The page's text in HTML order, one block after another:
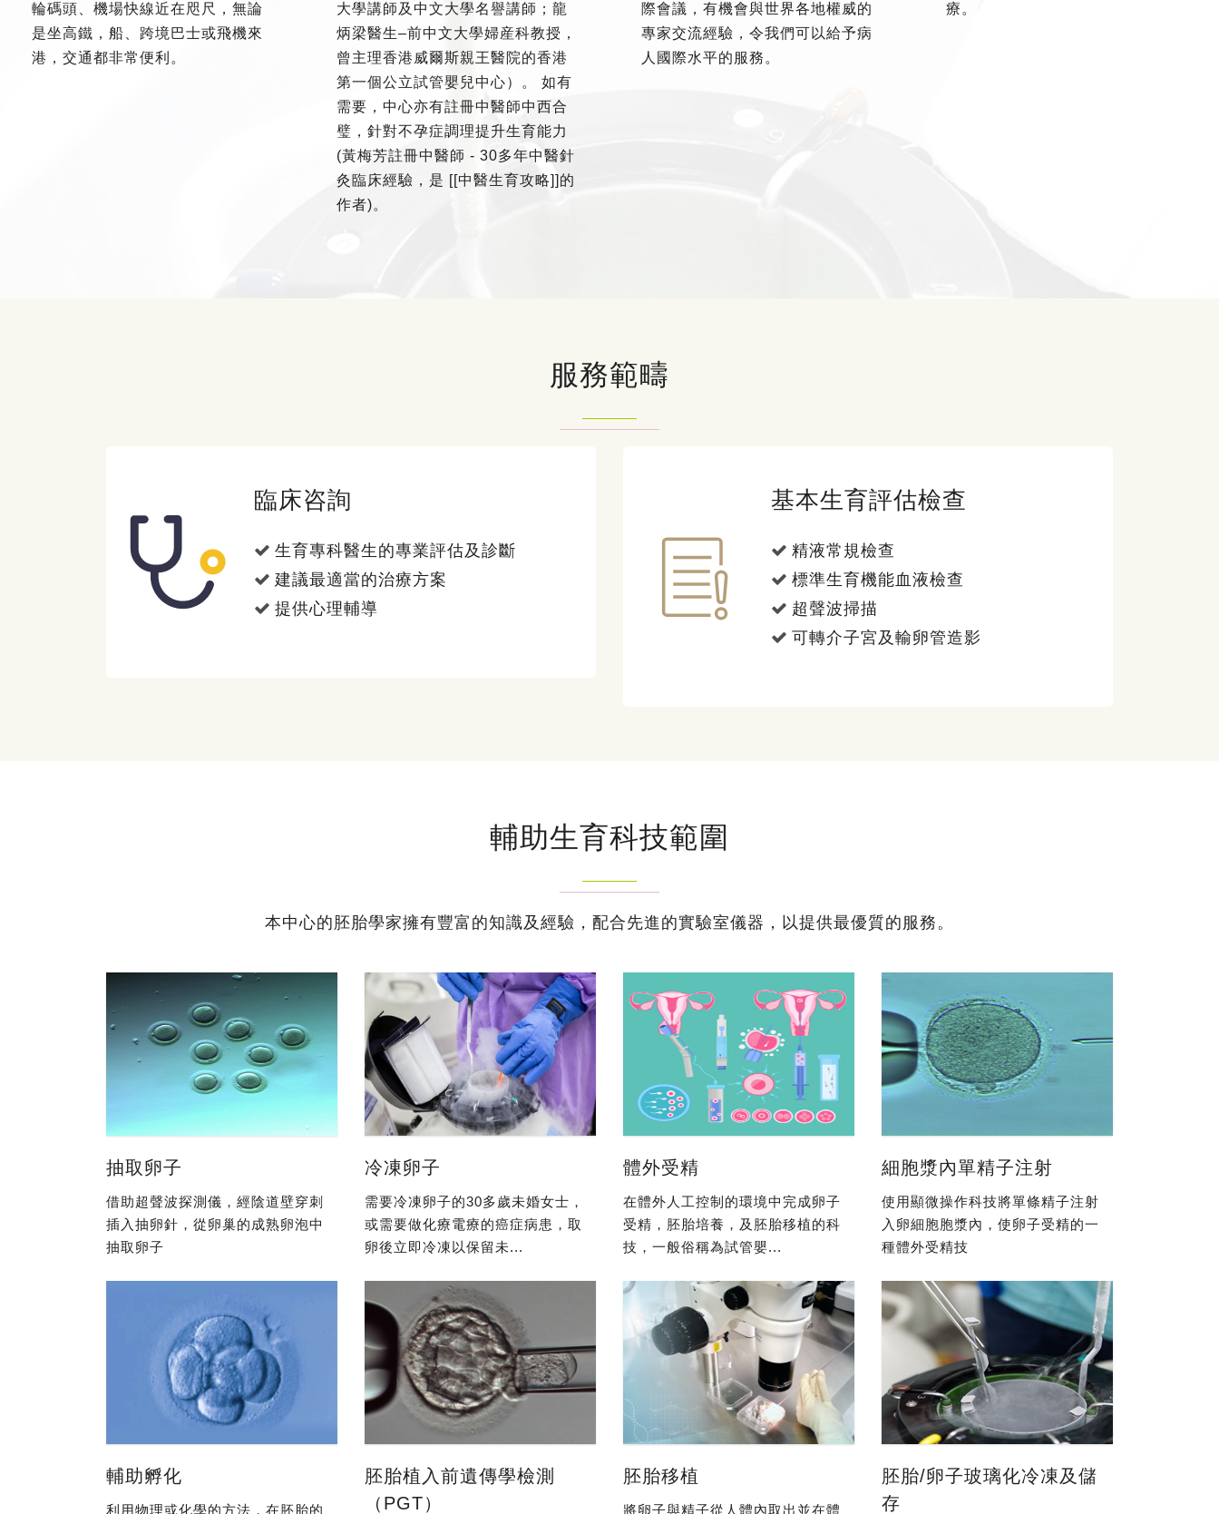
輪碼頭、機場快線近在咫尺，無論
是坐高鐵，船、跨境巴士或飛機來
港，交通都非常便利。
大學講師及中文大學名譽講師；龍
炳梁醫生–前中文大學婦産科教授，
曾主理香港威爾斯親王醫院的香港
第一個公立試管嬰兒中心）。 如有
需要，中心亦有註冊中醫師中西合
璧，針對不孕症調理提升生育能力
(黃梅芳註冊中醫師 - 30多年中醫針
灸臨床經驗，是 [[中醫生育攻略]]的
作者)。
際會議，有機會與世界各地權威的
專家交流經驗，令我們可以給予病
人國際水平的服務。
療。
服務範疇
臨床咨詢
生育專科醫生的專業評估及診斷
建議最適當的治療方案
提供心理輔導
基本生育評估檢查
精液常規檢查
標準生育機能血液檢查
超聲波掃描
可轉介子宮及輸卵管造影
輔助生育科技範圍
本中心的胚胎學家擁有豐富的知識及經驗，配合先進的實驗室儀器，以提供最優質的服務。
抽取卵子
借助超聲波探測儀，經陰道壁穿刺
插入抽卵針，從卵巢的成熟卵泡中
抽取卵子
冷凍卵子
需要冷凍卵子的30多歲未婚女士，
或需要做化療電療的癌症病患，取
卵後立即冷凍以保留未...
體外受精
在體外人工控制的環境中完成卵子
受精，胚胎培養，及胚胎移植的科
技，一般俗稱為試管嬰...
細胞漿內單精子注射
使用顯微操作科技將單條精子注射
入卵細胞胞漿內，使卵子受精的一
種體外受精技
輔助孵化
利用物理或化學的方法，在胚胎的
胚胎植入前遺傳學檢測
（PGT）
胚胎移植
將卵子與精子從人體內取出並在體
胚胎/卵子玻璃化冷凍及儲
存